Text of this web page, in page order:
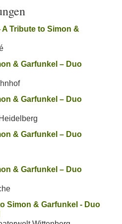
A Tribute to Simon &
& Garfunkel – Duo
& Garfunkel – Duo
& Garfunkel – Duo
& Garfunkel – Duo
Simon & Garfunkel - Duo